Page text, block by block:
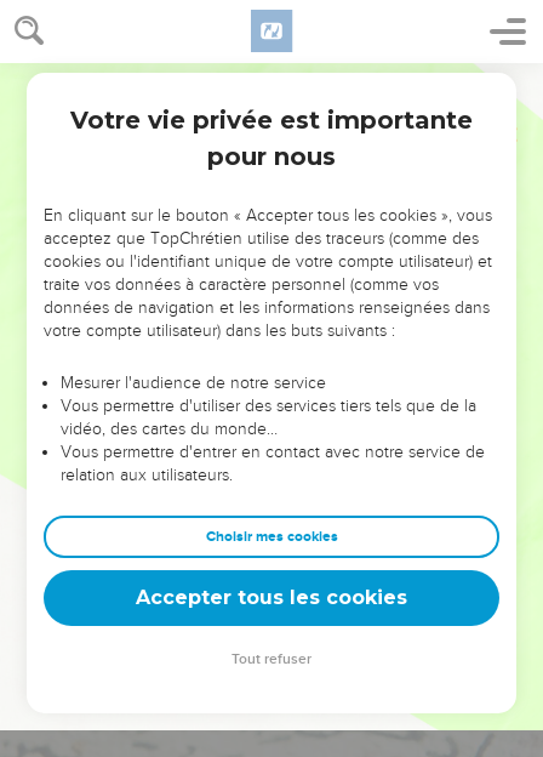
NE MANQUEZ PAS L’ÉVÉNEMENT
DE L’ANNÉE !
ET SI LEURS ERREURS POUVAIENT VOUS ÉVITER LES
VOTRES ?
leur foi ou leur vision. Mais on voit moins les doutes, les erreurs
et les saisons difficiles qu'ils ont traversés, alors même que ce
sont elles qui les ont façonnés.
Dans cette conférence, leaders, entrepreneurs, et responsables
clés pour avancer avec plus de sagesse afin que leurs erreurs
deviennent vos tremplins. Que vous guidiez un ministère, une
équipe, un groupe ou une famille, leur expérience est faite
Votre vie privée est importante
pour nous
En cliquant sur le bouton « Accepter tous les cookies », vous
acceptez que TopChrétien utilise des traceurs (comme des
cookies ou l'identifiant unique de votre compte utilisateur) et
traite vos données à caractère personnel (comme vos
données de navigation et les informations renseignées dans
votre compte utilisateur) dans les buts suivants :
Mesurer l'audience de notre service
Vous permettre d'utiliser des services tiers tels que de la
vidéo, des cartes du monde…
Vous permettre d'entrer en contact avec notre service de
relation aux utilisateurs.
Choisir mes cookies
Accepter tous les cookies
Tout refuser